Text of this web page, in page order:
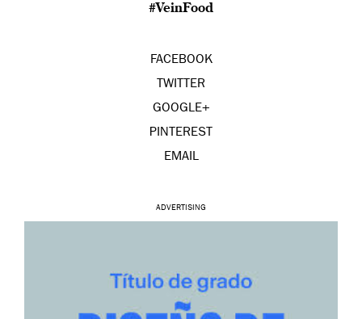
#VeinFood
FACEBOOK
TWITTER
GOOGLE+
PINTEREST
EMAIL
ADVERTISING